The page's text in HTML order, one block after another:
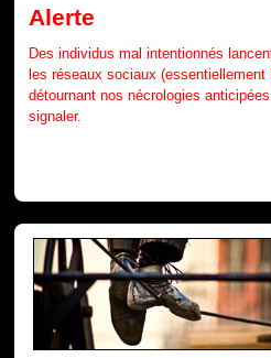
Alerte
Des individus mal intentionnés
les réseaux sociaux
détournant nos nécrologies
signaler.